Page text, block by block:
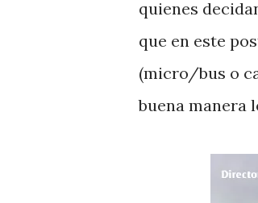
quienes
que en este
(micro/bus o
buena manera